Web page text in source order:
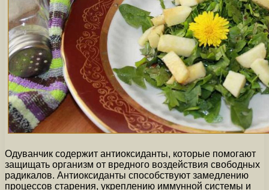
Одуванчик содержит антиоксиданты, которые помогают
защищать организм от вредного воздействия свободных
радикалов. Антиоксиданты способствуют замедлению
процессов старения, укреплению иммунной системы и